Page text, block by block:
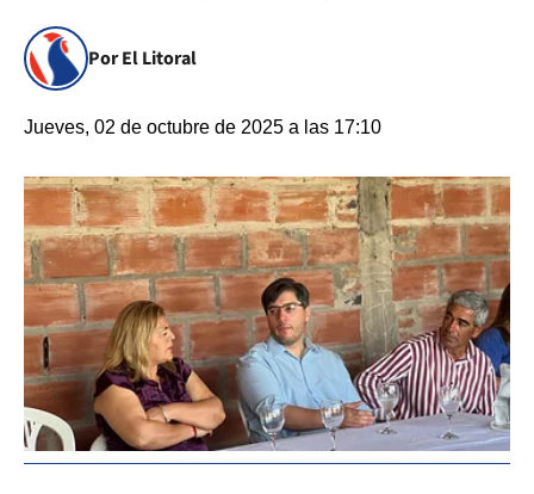
Por El Litoral
Jueves, 02 de octubre de 2025 a las 17:10